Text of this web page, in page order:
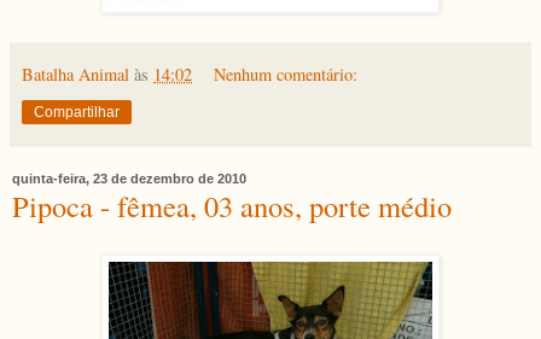
Batalha Animal às 14:02 Nenhum comentário:
Compartilhar
quinta-feira, 23 de dezembro de 2010
Pipoca - fêmea, 03 anos, porte médio